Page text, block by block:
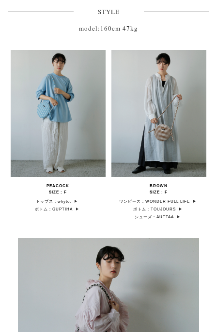
STYLE
model:160cm 47kg
PEACOCK
SIZE : F
トップス：whyto.
ボトム：GUPTIHA
BROWN
SIZE : F
ワンピース：WONDER FULL LIFE
ボトム：TOUJOURS
シューズ：AUTTAA